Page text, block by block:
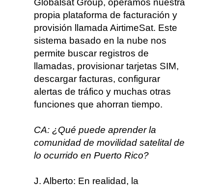
Globalsat Group, operamos nuestra
propia plataforma de facturación y
provisión llamada AirtimeSat. Este
sistema basado en la nube nos
permite buscar registros de
llamadas, provisionar tarjetas SIM,
descargar facturas, configurar
alertas de tráfico y muchas otras
funciones que ahorran tiempo.
CA: ¿Qué puede aprender la
comunidad de movilidad satelital de
lo ocurrido en Puerto Rico?
J. Alberto: En realidad, la